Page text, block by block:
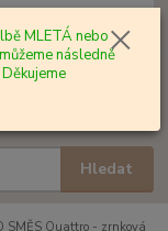
Hledat
za0,00 Kč
SMĚS Quattro - zrnková
MLETÁ nebo
následně